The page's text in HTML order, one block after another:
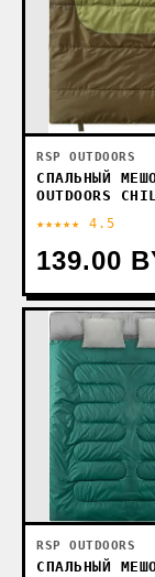
RSP OUTDOORS
СПАЛЬНЫЙ
OUTDOORS
СПРАВА)
★★★★★ 4.5
139.00
RSP OUTDOORS
СПАЛЬНЫЙ